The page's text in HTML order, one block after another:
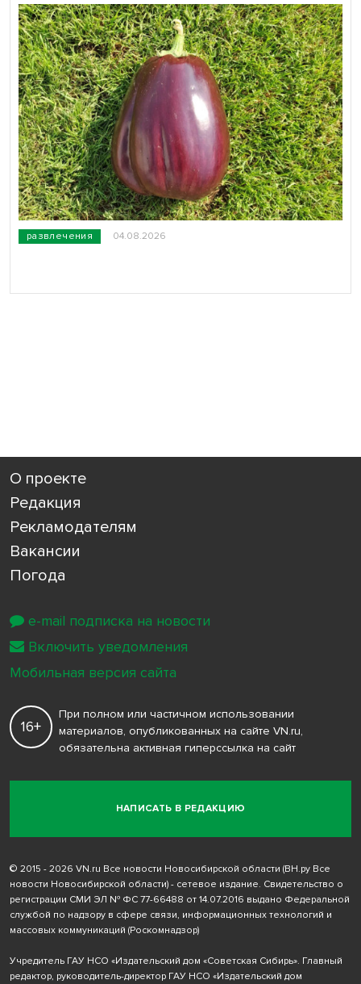
развлечения 04.08.2026
О проекте
Редакция
Рекламодателям
Вакансии
Погода
НАПИСАТЬ В РЕДАКЦИЮ
16+
При полном или частичном использовании
материалов, опубликованных на сайте VN.ru,
обязательна активная гиперссылка на сайт
© 2015 - 2026 VN.ru Все новости Новосибирской области (ВН.ру Все
новости Новосибирской области) - сетевое издание. Свидетельство о
регистрации СМИ ЭЛ № ФС 77-66488 от 14.07.2016 выдано Федеральной
службой по надзору в сфере связи, информационных технологий и
массовых коммуникаций (Роскомнадзор)
Учредитель ГАУ НСО «Издательский дом «Советская Сибирь». Главный
редактор, руководитель-директор ГАУ НСО «Издательский дом
e-mail подписка на новости
Включить уведомления
Мобильная версия сайта